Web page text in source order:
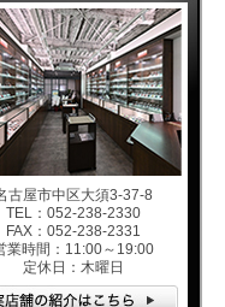
古屋市中区大須3-37-8
TEL：052-238-2330
FAX：052-238-2331
業時間：11:00～19:00
定休日：木曜日